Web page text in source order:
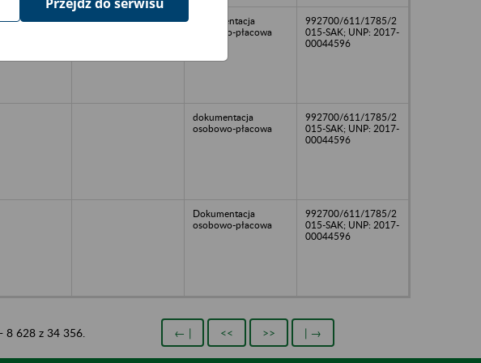
Dokumentacja
osobowo-płacowa
992700/611/1785/2
015-SAK; UNP: 2017-
00044596
dokumentacja
osobowo-płacowa
992700/611/1785/2
015-SAK; UNP: 2017-
00044596
Dokumentacja
osobowo-płacowa
992700/611/1785/2
015-SAK; UNP: 2017-
00044596
8 628 z 34 356. ← | << >> | →